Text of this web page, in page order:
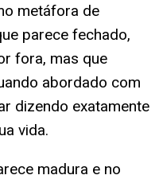
metáfora de
parece fechado,
fora, mas que
abordado com
dizendo exatamente
vida.
madura e no